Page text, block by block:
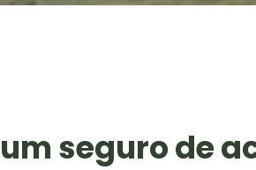
seguro de